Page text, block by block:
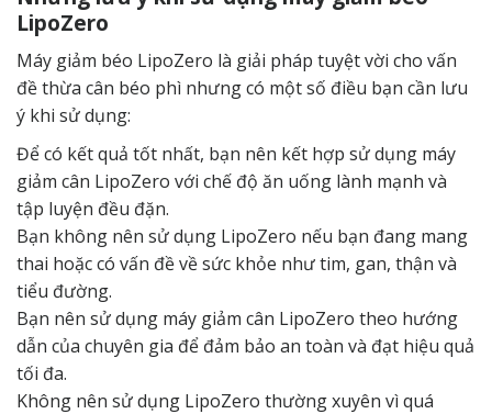
LipoZero
Máy giảm béo LipoZero là giải pháp tuyệt vời cho vấn
đề thừa cân béo phì nhưng có một số điều bạn cần lưu
ý khi sử dụng:
Để có kết quả tốt nhất, bạn nên kết hợp sử dụng máy
giảm cân LipoZero với chế độ ăn uống lành mạnh và
tập luyện đều đặn.
Bạn không nên sử dụng LipoZero nếu bạn đang mang
thai hoặc có vấn đề về sức khỏe như tim, gan, thận và
tiểu đường.
Bạn nên sử dụng máy giảm cân LipoZero theo hướng
dẫn của chuyên gia để đảm bảo an toàn và đạt hiệu quả
tối đa.
Không nên sử dụng LipoZero thường xuyên vì quá